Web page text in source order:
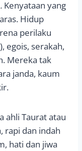
yang
Hidup
perilaku
egois, serakah,
Mereka tak
janda, kaum
ahli Taurat atau
rapi dan indah
hati dan jiwa